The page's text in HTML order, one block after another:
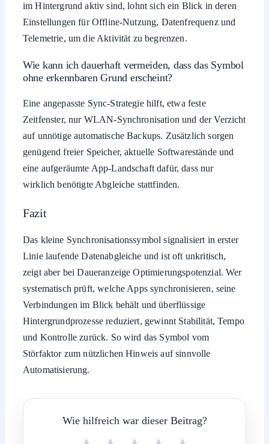
im Hintergrund aktiv sind, lohnt sich ein Blick in deren
Einstellungen für Offline-Nutzung, Datenfrequenz und
Telemetrie, um die Aktivität zu begrenzen.
Wie kann ich dauerhaft vermeiden, dass das Symbol
ohne erkennbaren Grund erscheint?
Eine angepasste Sync-Strategie hilft, etwa feste
Zeitfenster, nur WLAN-Synchronisation und der Verzicht
auf unnötige automatische Backups. Zusätzlich sorgen
genügend freier Speicher, aktuelle Softwarestände und
eine aufgeräumte App-Landschaft dafür, dass nur
wirklich benötigte Abgleiche stattfinden.
Fazit
Das kleine Synchronisationssymbol signalisiert in erster
Linie laufende Datenabgleiche und ist oft unkritisch,
zeigt aber bei Daueranzeige Optimierungspotenzial. Wer
systematisch prüft, welche Apps synchronisieren, seine
Verbindungen im Blick behält und überflüssige
Hintergrundprozesse reduziert, gewinnt Stabilität, Tempo
und Kontrolle zurück. So wird das Symbol vom
Störfaktor zum nützlichen Hinweis auf sinnvolle
Automatisierung.
Wie hilfreich war dieser Beitrag?